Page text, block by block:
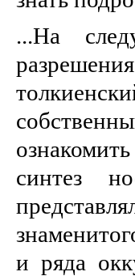
...На
синтез
и ряда